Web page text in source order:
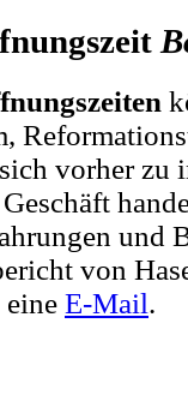
vorher zu
und
von
eine E-Mail.